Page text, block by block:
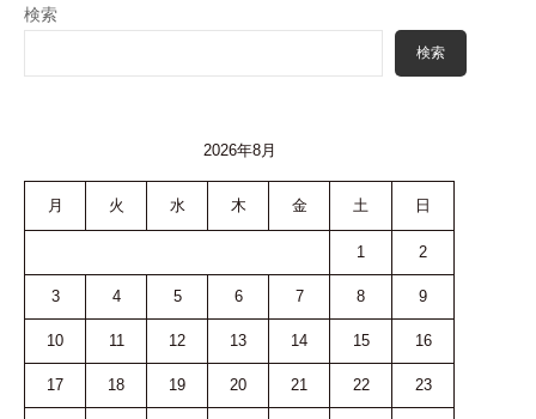
検索
検索
2026年8月
月 火 水 木 金 土 日
1 2
3 4 5 6 7 8 9
10 11 12 13 14 15 16
17 18 19 20 21 22 23